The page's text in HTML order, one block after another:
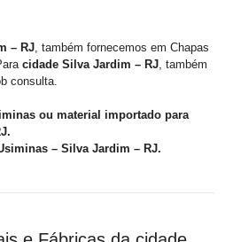
– RJ , também fornecemos em Chapas
cidade Silva Jardim – RJ , também
consulta.
ou material importado para
– Silva Jardim – RJ.